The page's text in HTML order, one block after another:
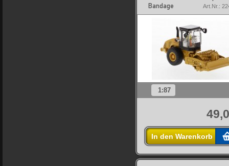
Bandage
Art.Nr.:
1:87
In den Warenkorb